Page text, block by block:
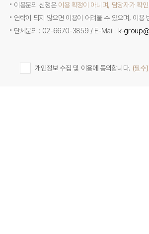
이용문의 신청은 이용 확정이 아니며, 담당자가 확
연락이 되지 않으면 이용이 어려울 수 있으며, 이용
단체문의 : 02-6670-3859 / E-Mail : k-
개인정보 수집 및 이용에 동의합니다. (필수)